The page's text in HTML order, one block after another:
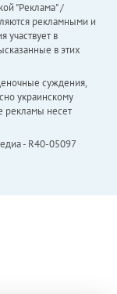
"Реклама" /
рекламными и
участвует в
в этих
суждения,
украинскому
рекламы несет
- R40-05097